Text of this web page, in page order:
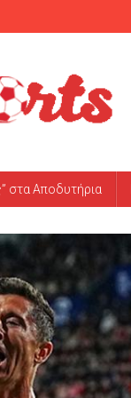
στα Αποδυτήρια